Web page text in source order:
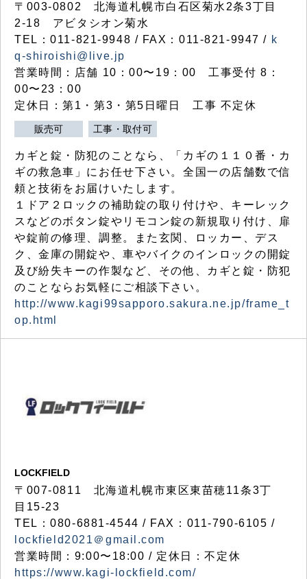
〒003-0802 北海道札幌市白石区菊水2条3丁目
2-18 アビタシオン菊水
TEL：011-821-9948 / FAX：011-821-9947 / k
q-shiroishi@live.jp
営業時間：店舗 10：00〜19：00 工事受付 8：
00〜23：00
定休日：第1・第3・第5日曜日 工事 不定休
販売可 工事・取付可
カギと錠・防犯のことなら、「カギの１１０番・カ
ギの救急車」にお任せ下さい。全国一の店舗数で信
頼と技術をお届けいたします。
１ドア２ロックの補助錠の取り付けや、キーレック
スなどのボタン錠やリモコン錠の新規取り付け、扉
や錠前の修理、調整。また玄関、ロッカー、デス
ク、金庫の開錠や、車やバイクのインロックの開錠
及び紛失キーの作製など、その他、カギと錠・防犯
のことならお気軽にご相談下さい。
http://www.kagi99sapporo.sakura.ne.jp/frame_t
op.html
LOCKFIELD
〒007-0811 北海道札幌市東区東苗穂11条3丁
目15-23
TEL：080-6881-4544 / FAX：011-790-6105 /
lockfield2021＠gmail.com
営業時間：9:00〜18:00 / 定休日：不定休
https://www.kagi-lockfield.com/